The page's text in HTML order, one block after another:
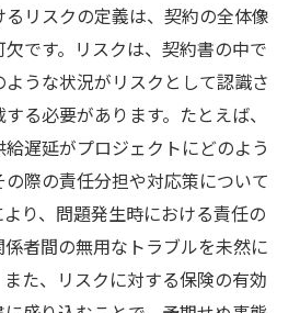
リスクの定義は、契約の全体像
です。リスクは、契約書の中で
うな状況がリスクとして認識さ
る必要があります。たとえば、
遅延がプロジェクトにどのよう
際の責任分担や対応策について
り、問題発生時における責任の
者間の無用なトラブルを未然に
た、リスクに対する保険の有効